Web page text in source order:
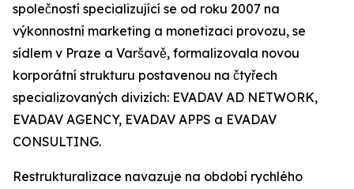
společností specializující se od roku 2007 na
výkonnostní marketing a monetizaci provozu, se
sídlem v Praze a Varšavě, formalizovala novou
korporátní strukturu postavenou na čtyřech
specializovaných divizích: EVADAV AD NETWORK,
EVADAV AGENCY, EVADAV APPS a EVADAV
CONSULTING.
Restrukturalizace navazuje na období rychlého